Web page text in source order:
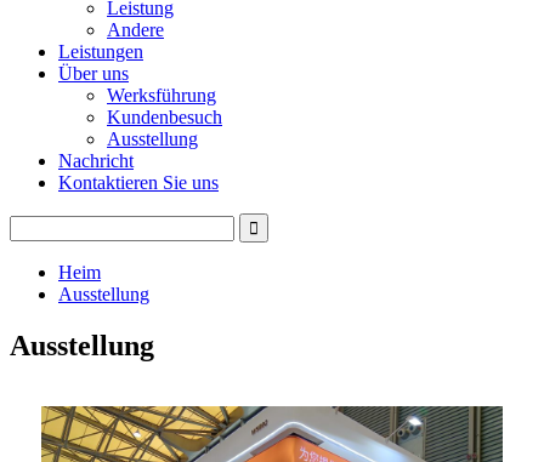
Leistung
Andere
Leistungen
Über uns
Werksführung
Kundenbesuch
Ausstellung
Nachricht
Kontaktieren Sie uns
Heim
Ausstellung
Ausstellung